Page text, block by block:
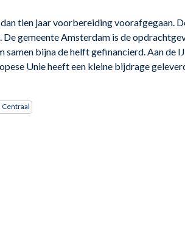
tien jaar voorbereiding voorafgegaan.
De gemeente Amsterdam is de
samen bijna de helft gefinancierd. Aan de
Unie heeft een kleine bijdrage